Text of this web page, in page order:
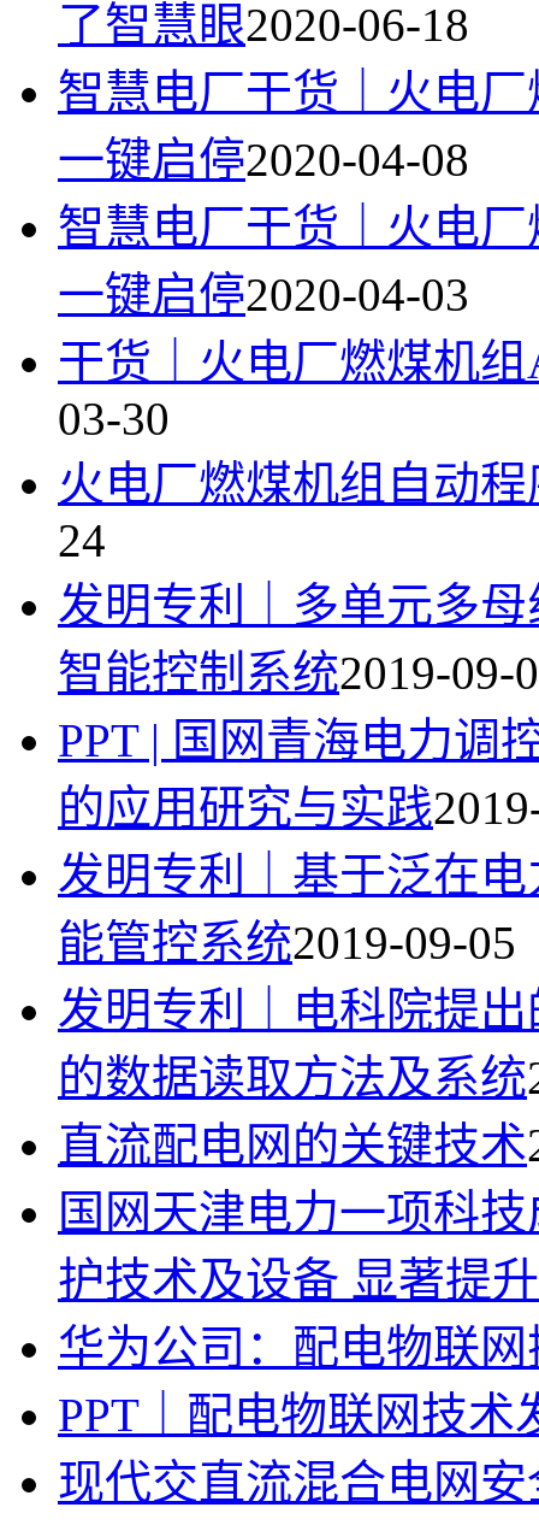
了智慧眼2020-06-18
智慧电厂干货｜火电
一键启停2020-04-08
智慧电厂干货｜火电
一键启停2020-04-03
干货｜火电厂燃煤机
03-30
火电厂燃煤机组自动
24
发明专利｜多单元多
智能控制系统2019-09-
PPT | 国网青海电力调
的应用研究与实践
发明专利｜基于泛在
能管控系统2019-09-05
发明专利｜电科院提
的数据读取方法及系统
直流配电网的关键技术
国网天津电力一项科
护技术及设备 显著提
华为公司：配电物联
PPT｜配电物联网技术
现代交直流混合电网